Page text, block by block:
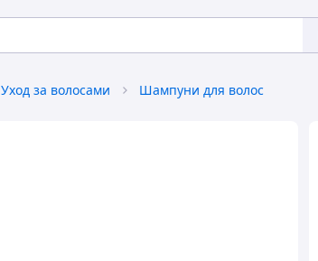
Уход за волосами Шампуни для волос